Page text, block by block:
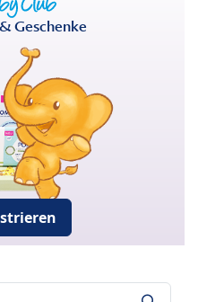
Geschenke